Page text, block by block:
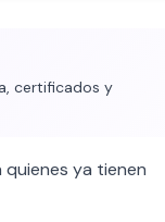
certificados y
ya tienen